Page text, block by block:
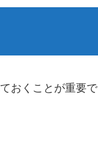
おくことが重要で